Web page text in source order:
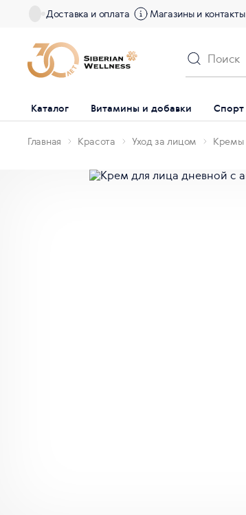
Доставка и оплата Магазины и контакты
Каталог Витамины и добавки Спорт
Главная Красота Уход за лицом Кремы